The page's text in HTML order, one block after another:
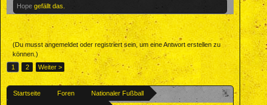
Hope gefällt das.
(Du musst angemeldet oder registriert sein, um eine Antwort erstellen zu
können.)
1
2 Weiter >
Startseite Foren
Nationaler Fußball